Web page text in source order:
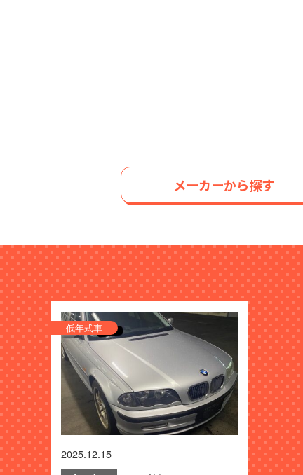
メーカーから探す
低年式車
2025.12.15